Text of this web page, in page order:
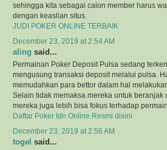
sehingga kita sebagai calon member harus
dengan keaslian situs.
JUDI POKER ONLINE TERBAIK
December 23, 2019 at 2:54 AM
aling said...
Permainan Poker Deposit Pulsa sedang
mengusung transaksi deposit melalui pulsa.
memudahkan para bettor dalam hal
Selain tidak memaksa mereka untuk beranjak
mereka juga lebih bisa fokus terhadap
Daftar Poker Idn Online Resmi disini
December 23, 2019 at 2:56 AM
togel said...